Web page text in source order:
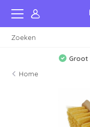
Groot
Home